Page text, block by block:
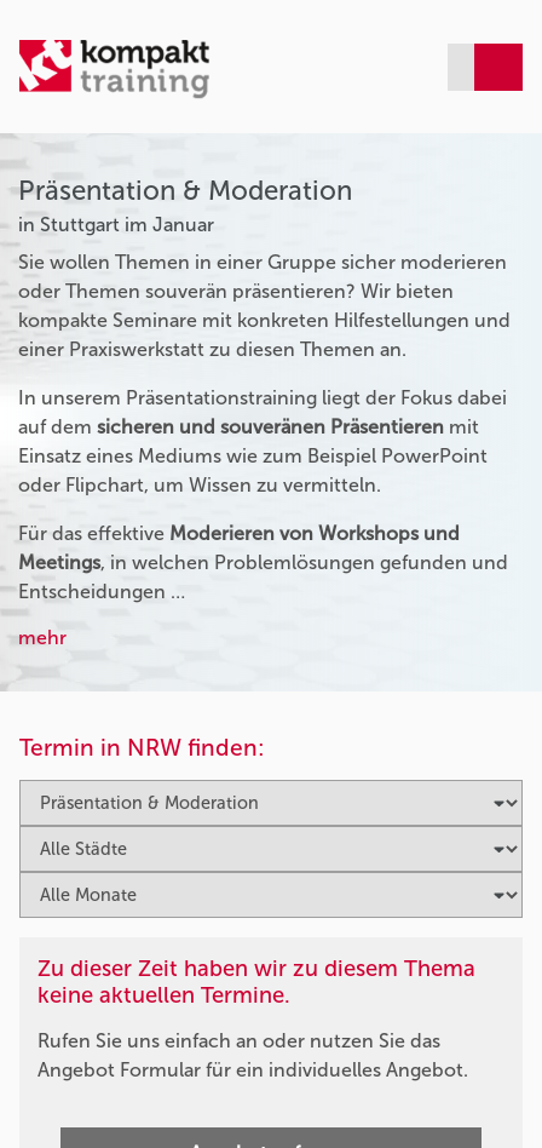
Präsentation & Moderation
in Stuttgart im Januar
Sie wollen Themen in einer Gruppe sicher moderieren
oder Themen souverän präsentieren? Wir bieten
kompakte Seminare mit konkreten Hilfestellungen und
einer Praxiswerkstatt zu diesen Themen an.
In unserem Präsentationstraining liegt der Fokus dabei
auf dem sicheren und souveränen Präsentieren mit
Einsatz eines Mediums wie zum Beispiel PowerPoint
oder Flipchart, um Wissen zu vermitteln.
Für das effektive Moderieren von Workshops und
Meetings, in welchen Problemlösungen gefunden und
Entscheidungen …
mehr
Termin in NRW finden:
Zu dieser Zeit haben wir zu diesem Thema
keine aktuellen Termine.
Rufen Sie uns einfach an oder nutzen Sie das
Angebot Formular für ein individuelles Angebot.